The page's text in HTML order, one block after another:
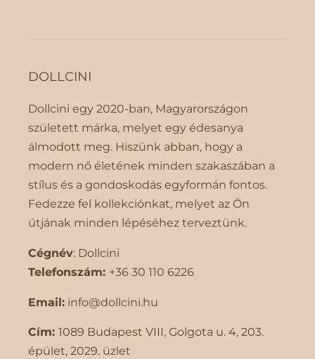
DOLLCINI
Dollcini egy 2020-ban, Magyarországon
született márka, melyet egy édesanya
álmodott meg. Hiszünk abban, hogy a
modern nő életének minden szakaszában a
stílus és a gondoskodás egyformán fontos.
Fedezze fel kollekciónkat, melyet az Ön
útjának minden lépéséhez terveztünk.
Cégnév: Dollcini
Telefonszám: +36 30 110 6226
Email: info@dollcini.hu
Cím: 1089 Budapest VIII, Golgota ​​u. 4, 203.
épület, 2029. üzlet